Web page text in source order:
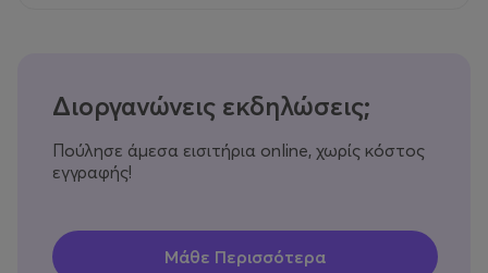
Διοργανώνεις εκδηλώσεις;
Πούλησε άμεσα εισιτήρια online, χωρίς κόστος
εγγραφής!